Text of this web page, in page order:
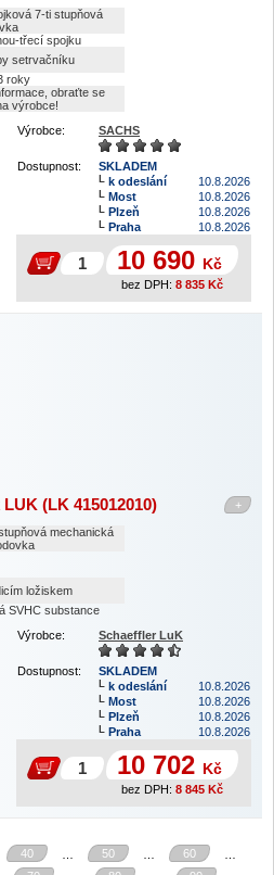
7-ti stupňová
třecí spojku
setrvačníku
roky
obraťte se
výrobce!
Výrobce:
SACHS
Dostupnost:
SKLADEM
k odeslání
10.8.2026
Most
10.8.2026
Plzeň
10.8.2026
Praha
10.8.2026
10 690 Kč
bez DPH: 8 835 Kč
+
(LK 415012010)
mechanická
ložiskem
SVHC substance
Výrobce:
Schaeffler LuK
Dostupnost:
SKLADEM
k odeslání
10.8.2026
Most
10.8.2026
Plzeň
10.8.2026
Praha
10.8.2026
10 702 Kč
bez DPH: 8 845 Kč
40 … 50 … 60
…